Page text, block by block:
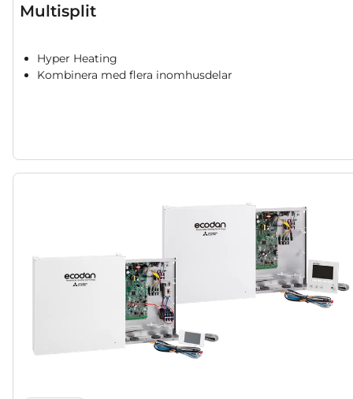
Multisplit
Hyper Heating
Kombinera med flera inomhusdelar